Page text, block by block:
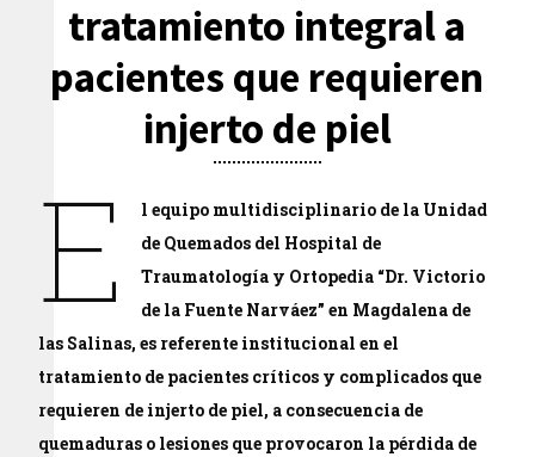
tratamiento integral a
pacientes que requieren
injerto de piel
E
l equipo multidisciplinario de la Unidad
de Quemados del Hospital de
Traumatología y Ortopedia “Dr. Victorio
de la Fuente Narváez” en Magdalena de
las Salinas, es referente institucional en el
tratamiento de pacientes críticos y complicados que
requieren de injerto de piel, a consecuencia de
quemaduras o lesiones que provocaron la pérdida de